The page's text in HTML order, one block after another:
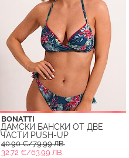
BONATTI
ДАМСКИ БАНСКИ ОТ ДВЕ
ЧАСТИ PUSH-UP
40.90 €/79.99 ЛВ.
32.72 €/63.99 ЛВ.